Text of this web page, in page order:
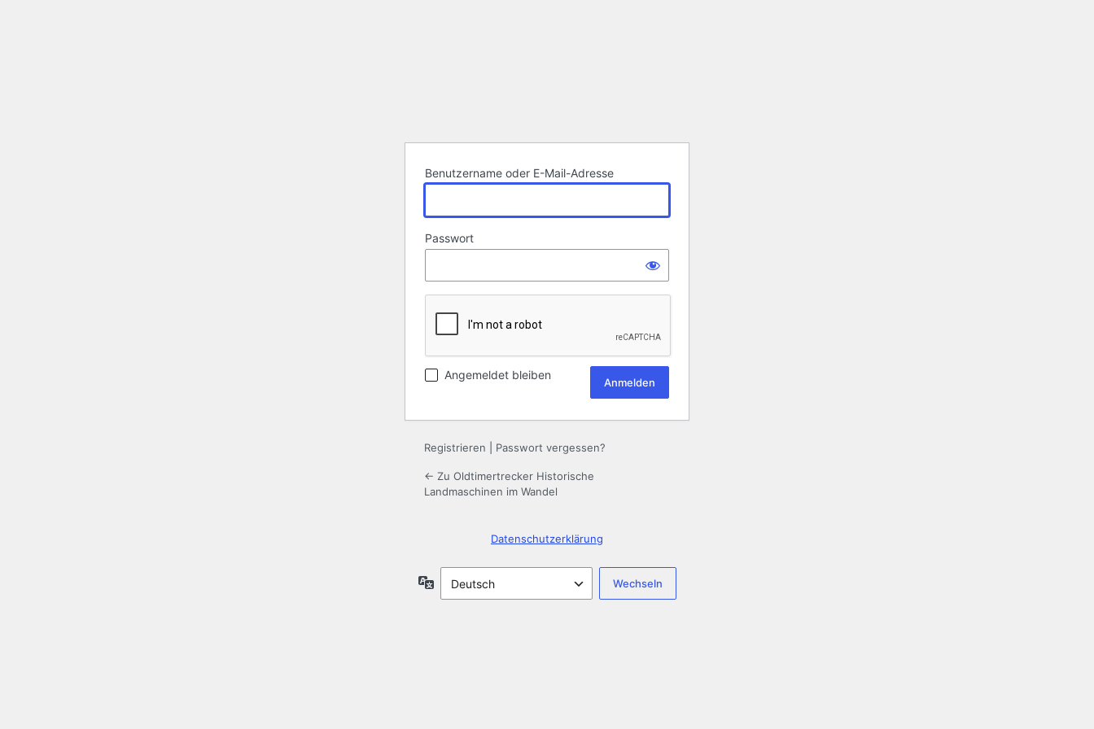
Benutzername oder E-Mail-Adresse
Passwort
Angemeldet bleiben
Registrieren Passwort vergessen?
← Zu Oldtimertrecker Historische
Landmaschinen im Wandel
Datenschutzerklärung
Sprache